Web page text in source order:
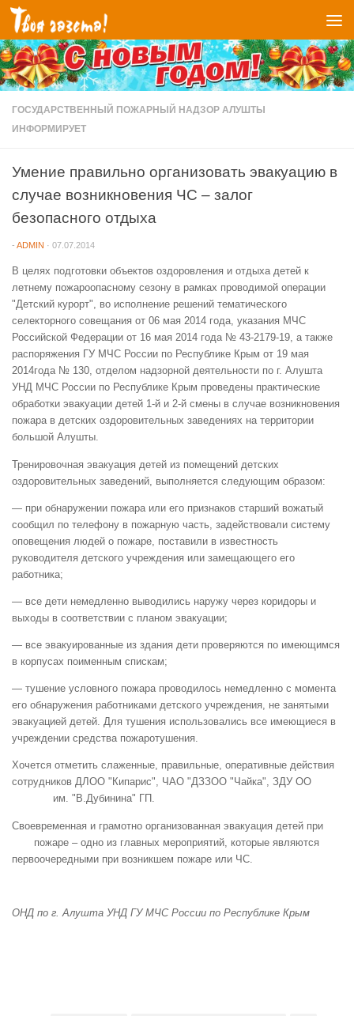
Перейти к содержимому
ГОСУДАРСТВЕННЫЙ ПОЖАРНЫЙ НАДЗОР АЛУШТЫ
ИНФОРМИРУЕТ
Умение правильно организовать эвакуацию в
случае возникновения ЧС – залог
безопасного отдыха
- ADMIN · 07.07.2014
В целях подготовки объектов оздоровления и отдыха детей к
летнему пожароопасному сезону в рамках проводимой операции
"Детский курорт", во исполнение решений тематического
селекторного совещания от 06 мая 2014 года, указания МЧС
Российской Федерации от 16 мая 2014 года № 43-2179-19, а также
распоряжения ГУ МЧС России по Республике Крым от 19 мая
2014года № 130, отделом надзорной деятельности по г. Алушта
УНД МЧС России по Республике Крым проведены практические
обработки эвакуации детей 1-й и 2-й смены в случае возникновения
пожара в детских оздоровительных заведениях на территории
большой Алушты.
Тренировочная эвакуация детей из помещений детских
оздоровительных заведений, выполняется следующим образом:
— при обнаружении пожара или его признаков старший вожатый
сообщил по телефону в пожарную часть, задействовали систему
оповещения людей о пожаре, поставили в известность
руководителя детского учреждения или замещающего его
работника;
— все дети немедленно выводились наружу через коридоры и
выходы в соответствии с планом эвакуации;
— все эвакуированные из здания дети проверяются по имеющимся
в корпусах поименным спискам;
— тушение условного пожара проводилось немедленно с момента
его обнаружения работниками детского учреждения, не занятыми
эвакуацией детей. Для тушения использовались все имеющиеся в
учреждении средства пожаротушения.
Хочется отметить слаженные, правильные, оперативные действия
сотрудников ДЛОО "Кипарис", ЧАО "ДЗЗОО "Чайка", ЗДУ ОО
им. "В.Дубинина" ГП.
Своевременная и грамотно организованная эвакуация детей при
пожаре – одно из главных мероприятий, которые являются
первоочередными при возникшем пожаре или ЧС.
ОНД по г. Алушта УНД ГУ МЧС России по Республике Крым